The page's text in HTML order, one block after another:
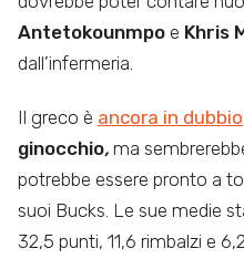
Antetokounmpo e Khris
dall’infermeria.
Il greco è ancora in dubbio
ginocchio, ma
potrebbe essere pronto a
suoi Bucks. Le sue medie
32,5 punti, 11,6 rimbalzi e